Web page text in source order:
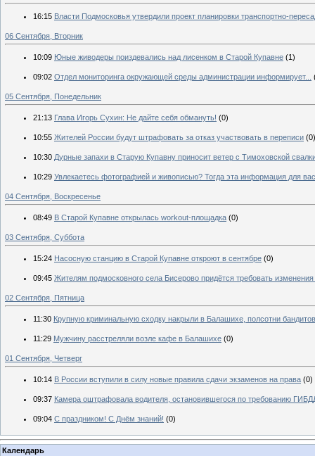
16:15 Власти Подмосковья утвердили проект планировки транспортно-
06 Сентября, Вторник
10:09 Юные живодеры поиздевались над лисенком в Старой Купавне (1)
09:02 Отдел мониторинга окружающей среды администрации информирует...
05 Сентября, Понедельник
21:13 Глава Игорь Сухин: Не дайте себя обмануть! (0)
10:55 Жителей России будут штрафовать за отказ участвовать в переписи (0)
10:30 Дурные запахи в Старую Купавну приносит ветер с Тимоховской
10:29 Увлекаетесь фотографией и живописью? Тогда эта информация для
04 Сентября, Воскресенье
08:49 В Старой Купавне открылась workout-площадка (0)
03 Сентября, Суббота
15:24 Насосную станцию в Старой Купавне откроют в сентябре (0)
09:45 Жителям подмосковного села Бисерово придётся требовать изменения
02 Сентября, Пятница
11:30 Крупную криминальную сходку накрыли в Балашихе, полсотни
11:29 Мужчину расстреляли возле кафе в Балашихе (0)
01 Сентября, Четверг
10:14 В России вступили в силу новые правила сдачи экзаменов на права (0)
09:37 Камера оштрафовала водителя, остановившегося по требованию
09:04 С праздником! С Днём знаний! (0)
Календарь